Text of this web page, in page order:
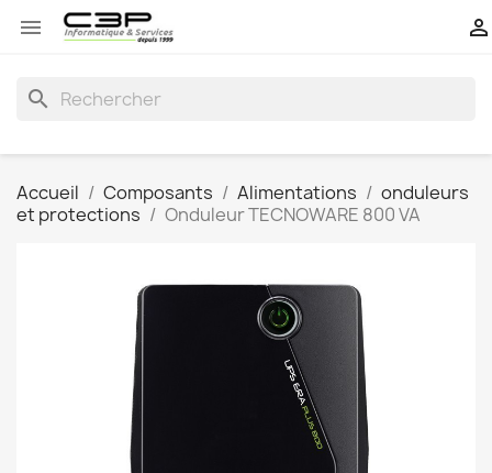
 
search
Accueil Composants Alimentations
onduleurs
et protections
Onduleur TECNOWARE 800 VA